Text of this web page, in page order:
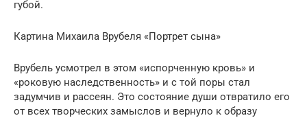
губой.
Картина Михаила Врубеля «Портрет сына»
Врубель усмотрел в этом «испорченную кровь» и
«роковую наследственность» и с той поры стал
задумчив и рассеян. Это состояние души отвратило его
от всех творческих замыслов и вернуло к образу